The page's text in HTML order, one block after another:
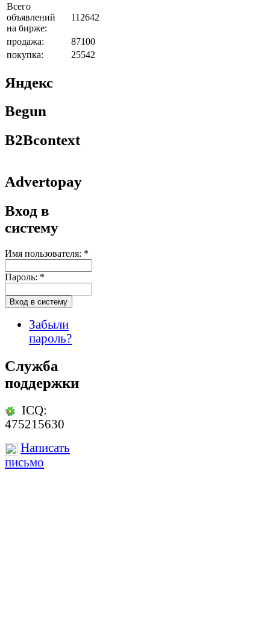
Всего
объявлений
на бирже:
112642
продажа:
87100
покупка:
25542
Яндекс
Begun
B2Bcontext
Advertopay
Вход в
систему
Имя пользователя: *
Пароль: *
Забыли
пароль?
Служба
поддержки
ICQ:
475215630
Написать
письмо